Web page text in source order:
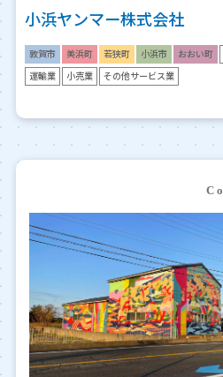
小浜ヤンマー株式会社
敦賀市 美浜町 若狭町 小浜市 おおい町
運輸業 小売業 その他サービス業